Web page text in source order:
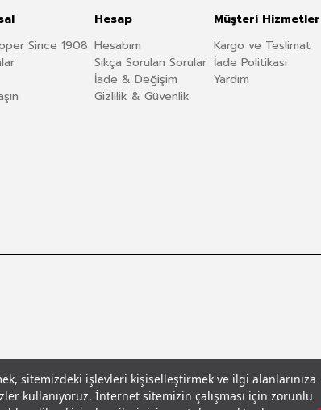
sitemizdeki işlevleri kişiselleştirmek ve ilgi alanlarınıza
kullanıyoruz. İnternet sitemizin çalışması için zorunlu
Since 1908
Hesap
Hesabım
Sıkça Sorulan Sorular
İade & Değişim
Gizlilik & Güvenlik
Müşteri
Kargo ve Teslimat
İade Politikası
Yardım
Leecooper - Tüm Hakları Saklıdır.